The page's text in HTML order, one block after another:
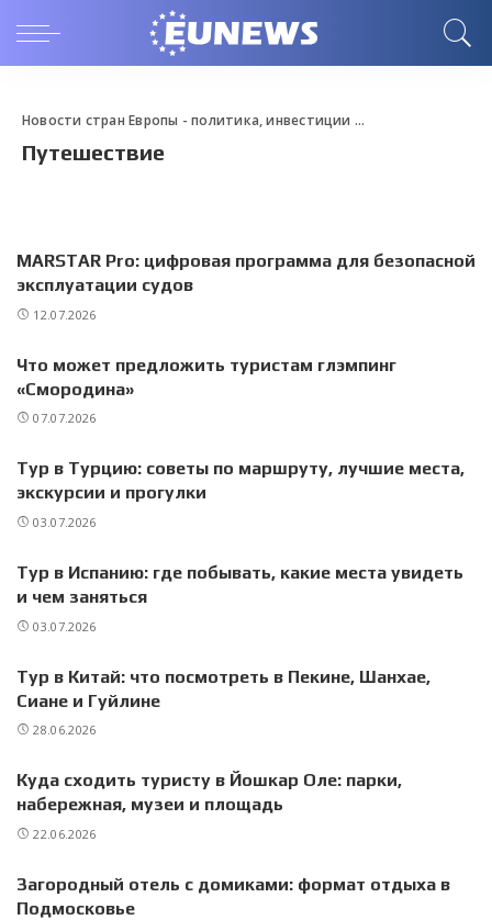
Новости стран Европы - политика, инвестиции и путешествие
Путешествие
MARSTAR Pro: цифровая программа для безопасной
эксплуатации судов
12.07.2026
Что может предложить туристам глэмпинг
«Смородина»
07.07.2026
Тур в Турцию: советы по маршруту, лучшие места,
экскурсии и прогулки
03.07.2026
Тур в Испанию: где побывать, какие места увидеть
и чем заняться
03.07.2026
Тур в Китай: что посмотреть в Пекине, Шанхае,
Сиане и Гуйлине
28.06.2026
Куда сходить туристу в Йошкар Оле: парки,
набережная, музеи и площадь
22.06.2026
Загородный отель с домиками: формат отдыха в
Подмосковье